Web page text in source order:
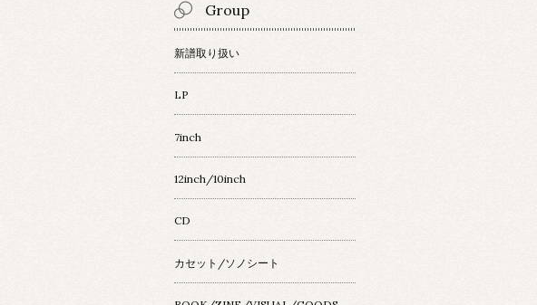
Group
新譜取り扱い
LP
7inch
12inch/10inch
CD
カセット/ソノシート